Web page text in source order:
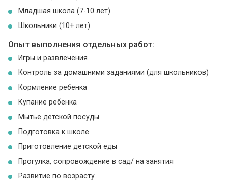
Младшая школа (7-10 лет)
Школьники (10+ лет)
Опыт выполнения отдельных работ:
Игры и развлечения
Контроль за домашними заданиями (для школьников)
Кормление ребенка
Купание ребенка
Мытье детской посуды
Подготовка к школе
Приготовление детской еды
Прогулка, сопровождение в сад/ на занятия
Развитие по возрасту